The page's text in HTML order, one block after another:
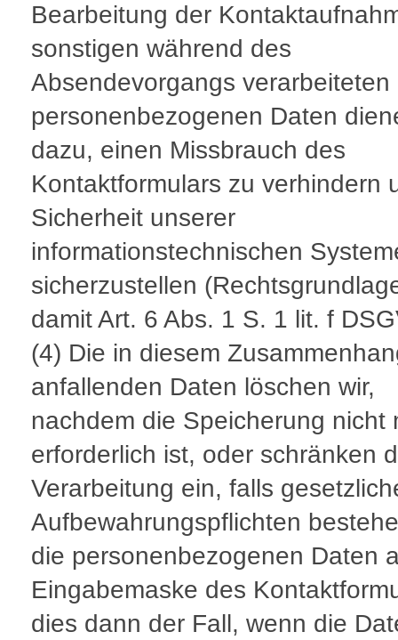
Bearbeitung der
sonstigen während des
Absendevorgangs verarbeiteten
personenbezogenen Daten
dazu, einen Missbrauch des
Kontaktformulars zu verhindern
Sicherheit unserer
informationstechnischen
sicherzustellen
damit Art. 6 Abs. 1 S. 1 lit. f
(4) Die in diesem
anfallenden Daten löschen wir,
nachdem die Speicherung nicht
erforderlich ist, oder schränken
Verarbeitung ein, falls
Aufbewahrungspflichten
die personenbezogenen Daten
Eingabemaske des
dies dann der Fall, wenn die